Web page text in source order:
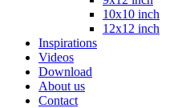
10x10 inch
12x12 inch
Inspirations
Videos
Download
About us
Contact